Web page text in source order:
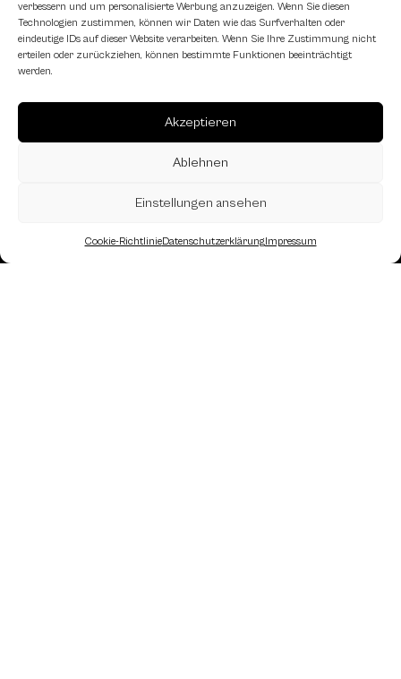
verbessern und um personalisierte Werbung anzuzeigen. Wenn Sie diesen
Technologien zustimmen, können wir Daten wie das Surfverhalten oder
eindeutige IDs auf dieser Website verarbeiten. Wenn Sie Ihre Zustimmung nicht
erteilen oder zurückziehen, können bestimmte Funktionen beeinträchtigt
werden.
Akzeptieren
Ablehnen
Einstellungen ansehen
Cookie-RichtlinieDatenschutzerklärungImpressum